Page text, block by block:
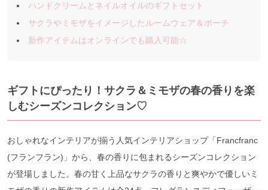
ハンドクリームとネイルオイルのギフトセット
サクラやミモザをイメージしたルームウェア＆ポーチ
新作アイテムはオンラインでも購入可能☆
ギフトにぴったり！サクラ＆ミモザの春の香りを楽
しむシーズンコレクション♡
おしゃれなインテリアが揃う人気インテリアショップ「Francfranc
(フランフラン)」から、春の香りに包まれるシーズンコレクション
が登場しました。春の甘く上品なサクラの香りと爽やかで優しいミ